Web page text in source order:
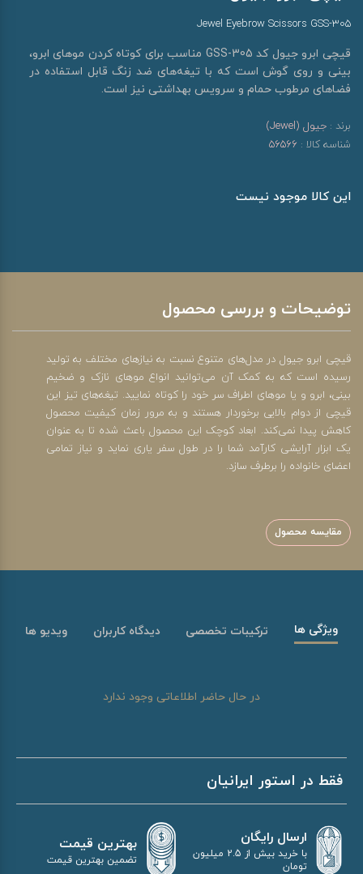
Jewel Eyebrow Scissors GSS-305
قیچی ابرو جیول کد GSS-305 مناسب برای کوتاه کردن موهای ابرو،
بینی و روی گوش است که با تیغه‌های ضد زنگ قابل استفاده در
فضاهای مرطوب حمام و سرویس بهداشتی نیز است.
برند : جیول (Jewel)
شناسه کالا : 56566
این کالا موجود نیست
توضیحات و بررسی محصول
قیچی ابرو جیول در مدل‌های متنوع نسبت به نیازهای مختلف به تولید
رسیده است که به کمک آن می‌توانید انواع موهای نازک و ضخیم
بینی، ابرو و یا موهای اطراف سر خود را کوتاه نمایید. تیغه‌های تیز این
قیچی از دوام بالایی برخوردار هستند و به مرور زمان کیفیت محصول
کاهش پیدا نمی‌کند. ابعاد کوچک این محصول باعث شده تا به عنوان
یک ابزار آرایشی کارآمد شما را در طول سفر یاری نماید و نیاز تمامی
اعضای خانواده را برطرف سازد.
مقایسه محصول
ویژگی ها ترکیبات تخصصی دیدگاه کاربران ویدیو ها
در حال حاضر اطلاعاتی وجود ندارد
فقط در استور ایرانیان
ارسال رایگان
با خرید بیش از 2.5 میلیون
تومان
بهترین قیمت
تضمین بهترین قیمت